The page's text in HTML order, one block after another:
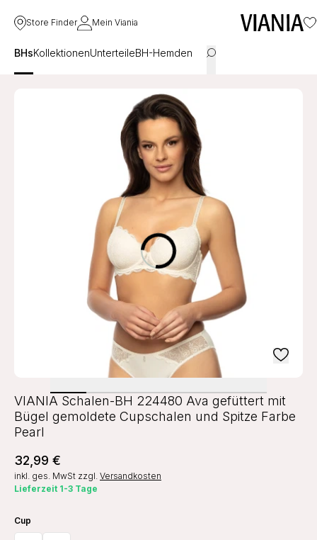
Store Finder Mein Viania
BHsKollektionenUnterteileBH-Hemden
VIANIA Schalen-BH 224480 Ava gefüttert mit
Bügel gemoldete Cupschalen und Spitze Farbe
Pearl
32,99 €
inkl. ges. MwSt zzgl. Versandkosten
Lieferzeit 1-3 Tage
Cup